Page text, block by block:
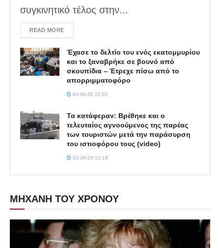
συγκινητικό τέλος στην...
READ MOREDETAILS
Έχασε το δελτίο του ενός εκατομμυρίου
και το ξαναβρήκε σε βουνό από
σκουπίδια – Έτρεχε πίσω από το
απορριμματοφόρο
04-08-26 22:02
Τα κατάφεραν: Βρέθηκε και ο
τελευταίος αγνοούμενος της παρέας
των τουριστών μετά την παράσυρση
του ιστιοφόρου τους (video)
03-08-26 12:18
ΜΗΧΑΝΗ ΤΟΥ ΧΡΟΝΟΥ